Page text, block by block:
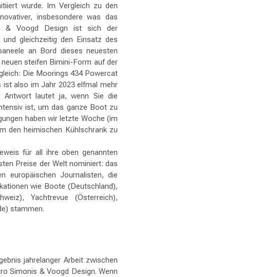
wurde. Im Vergleich zu den
insbesondere was das
& Voogd Design ist sich der
gleichzeitig den Einsatz des
an Bord dieses neuesten
steifen Bimini-Form auf der
Die Moorings 434 Powercat
ist also im Jahr 2023 elfmal mehr
lautet ja, wenn Sie die
ist, um das ganze Boot zu
haben wir letzte Woche (im
den heimischen Kühlschrank zu
für all ihre oben genannten
Preise der Welt nominiert: das
europäischen Journalisten, die
wie Boote (Deutschland),
Yachtrevue (Österreich),
stammen.
jahrelanger Arbeit zwischen
Simonis & Voogd Design. Wenn